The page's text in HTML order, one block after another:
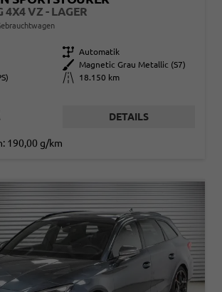
4X4 VZ - LAGER
Getriebe
Automatik
Außenfarbe
Magnetic Grau Metallic (S7)
Kilometerstand
18.150 km
DETAILS
190,00 g/km